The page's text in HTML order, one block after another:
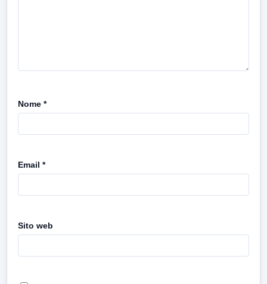
Nome *
Email *
Sito web